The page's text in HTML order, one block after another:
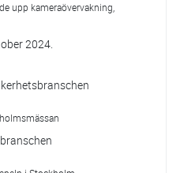
upp kameraövervakning,
2024.